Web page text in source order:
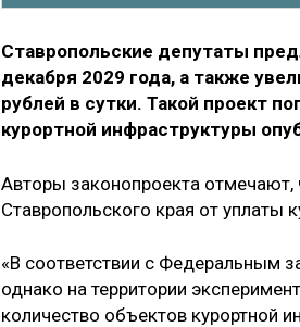
Ставропольские депутаты
декабря 2029 года, а также
рублей в сутки. Такой проект
курортной инфраструктуры
Авторы законопроекта
Ставрополь­ского края от уплаты
«В соответствии с Федеральным
однако на территории
количество объектов курортной